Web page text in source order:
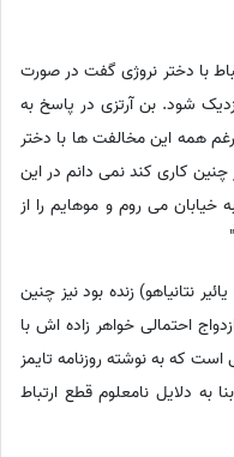
با دختر نروژی گفت در صورت
شود. بن آرتزی در پاسخ به
همه این مخالفت ها با دختر
کاری کند نمی دانم در این
می روم و موهایم را از
نتانیاهو) زنده بود نیز چنین
احتمالی خواهر زاده اش با
در حالی است که به نوشته روزنامه تایمز
دلایل نامعلوم قطع ارتباط